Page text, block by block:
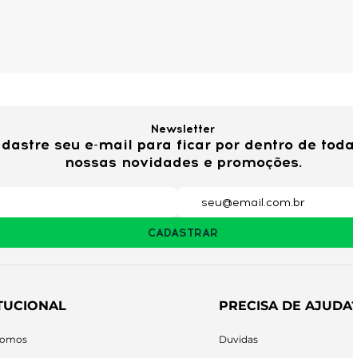
Newsletter
seu e-mail para ficar por dentro de
nossas novidades e promoções.
CADASTRAR
PRECISA DE
Duvidas